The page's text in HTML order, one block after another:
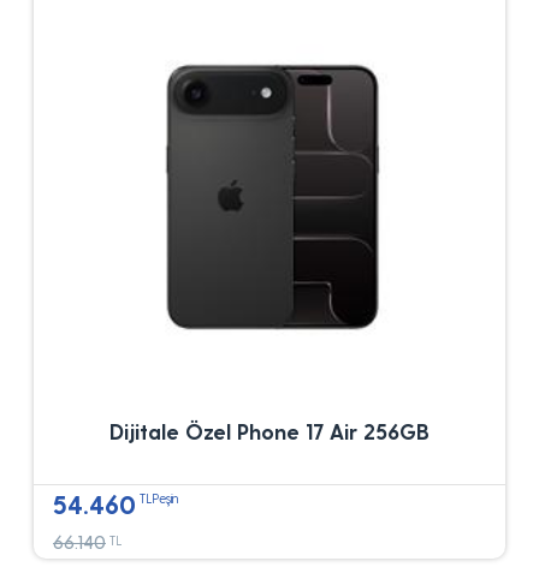
Dijitale Özel Phone 17 Air 256GB
54.460 TLPeşin
66.140 TL